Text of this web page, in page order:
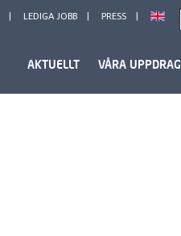
LEDIGA JOBB PRESS
AKTUELLT VÅRA UPPDRAG